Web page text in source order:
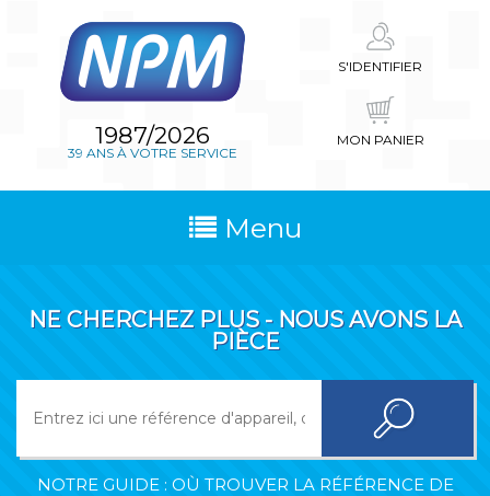
1987/2026
39 ANS À VOTRE SERVICE
S'IDENTIFIER
MON PANIER
Menu
NE CHERCHEZ PLUS - NOUS AVONS LA
PIÈCE
NOTRE GUIDE : OÙ TROUVER LA RÉFÉRENCE DE